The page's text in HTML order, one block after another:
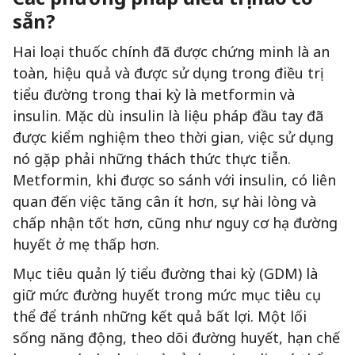
sẵn?
Hai loại thuốc chính đã được chứng minh là an
toàn, hiệu quả và được sử dụng trong điều trị
tiểu đường trong thai kỳ là metformin và
insulin. Mặc dù insulin là liệu pháp đầu tay đã
được kiểm nghiệm theo thời gian, việc sử dụng
nó gặp phải những thách thức thực tiễn.
Metformin, khi được so sánh với insulin, có liên
quan đến việc tăng cân ít hơn, sự hài lòng và
chấp nhận tốt hơn, cũng như nguy cơ hạ đường
huyết ở mẹ thấp hơn.
Mục tiêu quản lý tiểu đường thai kỳ (GDM) là
giữ mức đường huyết trong mức mục tiêu cụ
thể để tránh những kết quả bất lợi. Một lối
sống năng động, theo dõi đường huyết, hạn chế